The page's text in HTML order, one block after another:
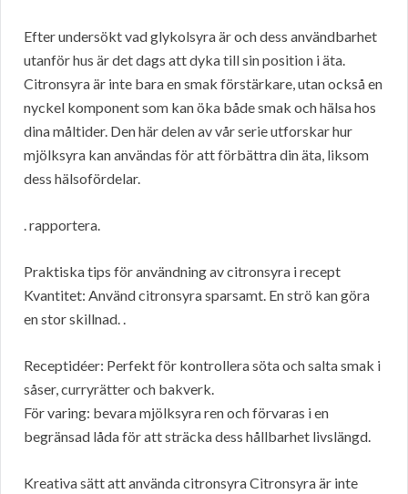
Efter undersökt vad glykolsyra är och dess användbarhet
utanför hus är det dags att dyka till sin position i äta.
Citronsyra är inte bara en smak förstärkare, utan också en
nyckel komponent som kan öka både smak och hälsa hos
dina måltider. Den här delen av vår serie utforskar hur
mjölksyra kan användas för att förbättra din äta, liksom
dess hälsofördelar.
. rapportera.
Praktiska tips för användning av citronsyra i recept
Kvantitet: Använd citronsyra sparsamt. En strö kan göra
en stor skillnad. .
Receptidéer: Perfekt för kontrollera söta och salta smak i
såser, curryrätter och bakverk.
För varing: bevara mjölksyra ren och förvaras i en
begränsad låda för att sträcka dess hållbarhet livslängd.
Kreativa sätt att använda citronsyra Citronsyra är inte